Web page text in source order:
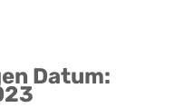
Datum: